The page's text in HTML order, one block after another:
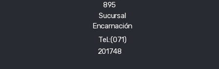
895
Sucursal
Encarnación
Tel.:(071)
201748